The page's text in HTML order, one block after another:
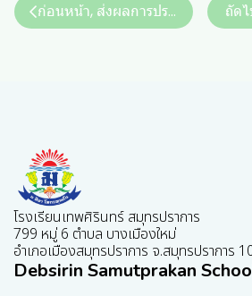
ก่อนหน้า, ส่งผลการประเมินวิชากิจ
โรงเรียนเทพศิรินทร์ สมุทรปราการ
799 หมู่ 6 ตำบล บางเมืองใหม่
อำเภอเมืองสมุทรปราการ จ.สมุทรปราการ
Debsirin Samutprakan